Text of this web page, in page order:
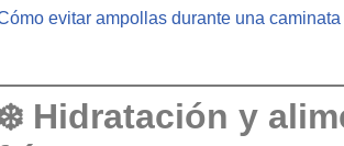
evitar ampollas durante una
Hidratación y